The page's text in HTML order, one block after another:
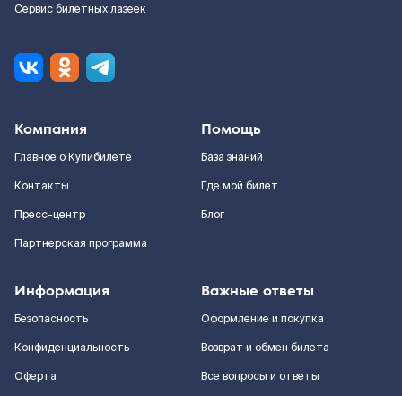
Сервис билетных лазеек
Компания
Главное о Купибилете
Контакты
Пресс-центр
Партнерская программа
Помощь
База знаний
Где мой билет
Блог
Информация
Безопасность
Конфиденциальность
Оферта
Важные ответы
Оформление и покупка
Возврат и обмен билета
Все вопросы и ответы